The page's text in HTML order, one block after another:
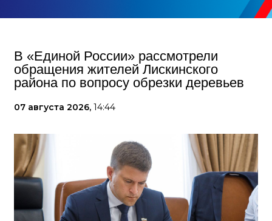
В «Единой России» рассмотрели
обращения жителей Лискинского
района по вопросу обрезки деревьев
07 августа 2026, 14:44